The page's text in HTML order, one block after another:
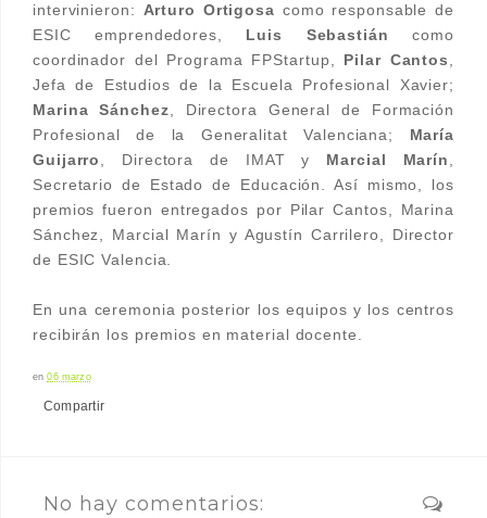
intervinieron: Arturo Ortigosa como responsable de
ESIC emprendedores, Luis Sebastián
como
coordinador del Programa FPStartup, Pilar Cantos
Jefa de Estudios de la Escuela Profesional Xavier;
Marina Sánchez , Directora General de Formación
Profesional de la Generalitat Valenciana; María
Guijarro
, Directora de IMAT y Marcial Marín
Secretario de Estado de Educación. Así mismo, los
premios fueron entregados por Pilar Cantos, Marina
Sánchez, Marcial Marín y Agustín Carrilero, Director
de ESIC Valencia.
En una ceremonia posterior los equipos y los centros
recibirán los premios en material docente.
en06 marzo
Compartir
No hay comentarios: